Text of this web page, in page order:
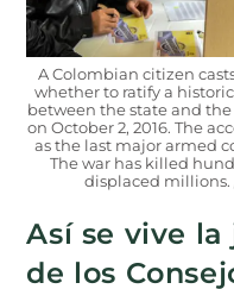
A Colombian citizen
whether to ratify a
between the state and
on October 2, 2016. The
as the last major armed
The war has killed
displaced millions. /
Así se vive
de los